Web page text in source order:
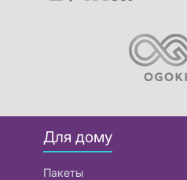
Для дому
Пакеты